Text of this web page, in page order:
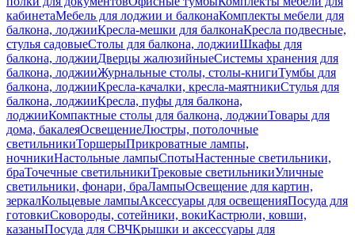
кабинетаМебель для лоджии и балконаКомплекты мебели для
балкона, лоджииКресла-мешки для балконаКресла подвесные,
стулья садовыеСтолы для балкона, лоджииШкафы для
балкона, лоджииДверцы жалюзийныеСистемы хранения для
балкона, лоджииЖурнальные столы, столы-книгиТумбы для
балкона, лоджииКресла-качалки, кресла-маятникиСтулья для
балкона, лоджииКресла, пуфы для балкона,
лоджииКомпактные столы для балкона, лоджииТовары для
дома, бакалеяОсвещениеЛюстры, потолочные
светильникиТоршерыПрикроватные лампы,
ночникиНастольные лампыСпотыНастенные светильники,
браТочечные светильникиТрековые светильникиУличные
светильники, фонари, браЛампыОсвещение для картин,
зеркалКольцевые лампыАксессуары для освещенияПосуда для
готовкиСковороды, сотейники, вокиКастрюли, ковши,
казаныПосуда для СВЧКрышки и аксессуары для